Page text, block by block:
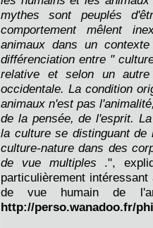
mythes sont peuplés
comportement mêlent
animaux dans un
différenciation entre "
relative et selon un
occidentale. La condition
animaux n'est pas
de la pensée, de l'esprit.
la culture se distinguant de
culture-nature dans des
de vue multiples .",
particulièrement
de vue humain de
http://perso.wanadoo.fr/